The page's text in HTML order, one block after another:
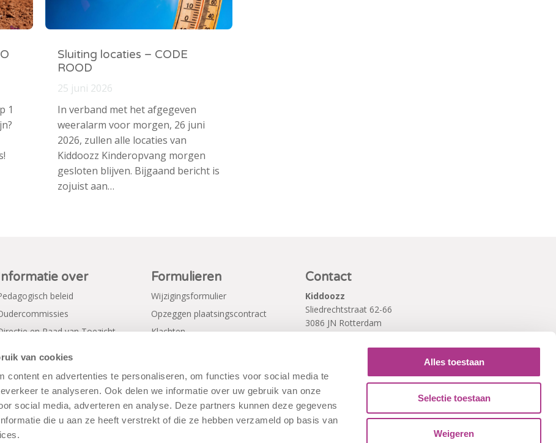
van cookies
content en advertenties te personaliseren, om functies voor social media te
te analyseren. Ook delen we informatie over uw gebruik van onze
social media, adverteren en analyse. Deze partners kunnen deze gegevens
die u aan ze heeft verstrekt of die ze hebben verzameld op basis van
Alles toestaan
Selectie toestaan
Weigeren
1
Sluiting locaties – CODE
ROOD
25 juni 2026
In verband met het afgegeven
weeralarm voor morgen, 26 juni
2026, zullen alle locaties van
Kiddoozz Kinderopvang morgen
gesloten blijven. Bijgaand bericht is
zojuist aan…
over
beleid
en Raad van Toezicht
Formulieren
Wijzigingsformulier
Opzeggen plaatsingscontract
Klachten
Contact
Kiddoozz
Sliedrechtstraat 62-66
3086 JN Rotterdam